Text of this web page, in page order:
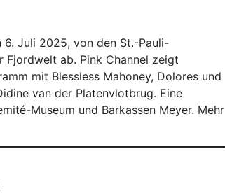
6. Juli 2025, von den St.-Pauli-
Fjordwelt ab. Pink Channel zeigt
mit Blessless Mahoney, Dolores und
van der Platenvlotbrug. Eine
Museum und Barkassen Meyer. Mehr